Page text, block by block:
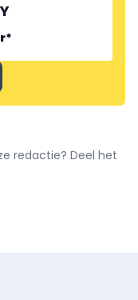
*
redactie? Deel het